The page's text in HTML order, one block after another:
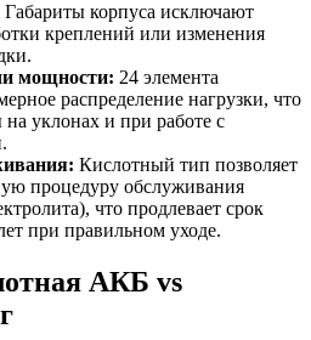
Габариты корпуса исключают
креплений или изменения
мощности: 24 элемента
распределение нагрузки, что
уклонах и при работе с
Кислотный тип позволяет
процедуру обслуживания
что продлевает срок
при правильном уходе.
АКБ vs